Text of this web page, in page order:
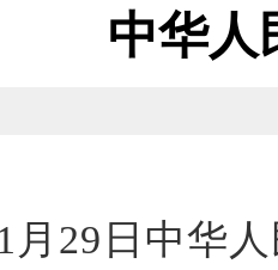
中华人
月29日中华